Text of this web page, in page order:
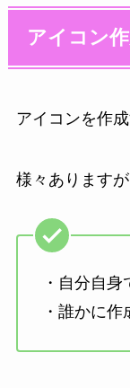
アイコン
アイコンを作
様々あります
・自分自
・誰かに